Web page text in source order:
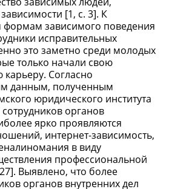
[1, с. 3]. К
зависимого поведения
исправительных
это заметно среди молодых
только начали свою
Согласно
данным, полученным
юридического института
органов
ярко проявляются
интернет-зависимость,
в виду
профессиональной
Выявлено, что более
органов внутренних дел